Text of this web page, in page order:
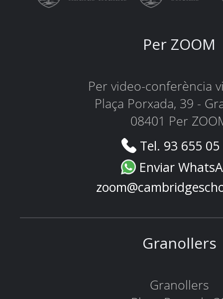
Per ZOOM
Per video-conferència
Plaça Porxada, 39 -
08401 Per
Tel. 93 655
Enviar
Granollers
Granollers